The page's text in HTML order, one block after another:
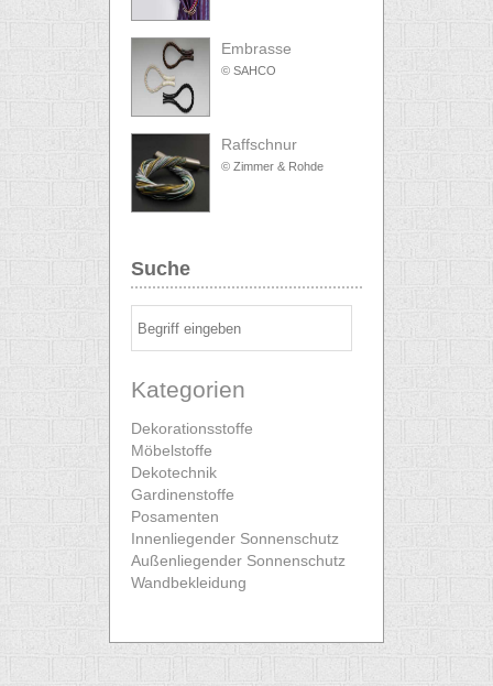
Embrasse
© SAHCO
Raffschnur
© Zimmer & Rohde
Suche
Kategorien
Dekorationsstoffe
Möbelstoffe
Dekotechnik
Gardinenstoffe
Posamenten
Innenliegender Sonnenschutz
Außenliegender Sonnenschutz
Wandbekleidung